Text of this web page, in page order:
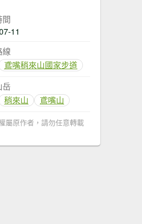
間
11
線
鳶嘴稍來山國家步道
岳
稍來山
鳶嘴山
屬原作者，請勿任意轉載